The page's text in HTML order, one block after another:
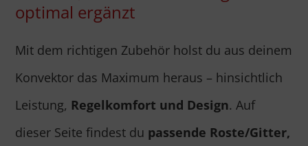
optimal ergänzt
Mit dem richtigen Zubehör holst du aus deinem
Konvektor das Maximum heraus – hinsichtlich
Leistung, Regelkomfort und Design. Auf
dieser Seite findest du passende Roste/Gitter,